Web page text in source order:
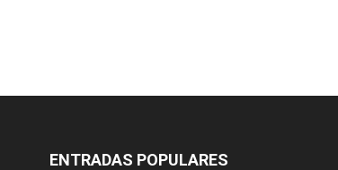
ENTRADAS POPULARES